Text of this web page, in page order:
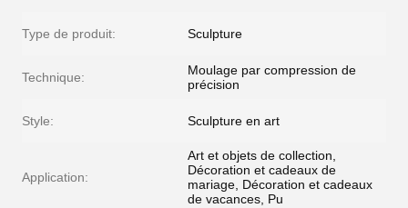
Type de produit: Sculpture
Technique:
Moulage par compression de
précision
Style: Sculpture en art
Application:
Art et objets de collection,
Décoration et cadeaux de
mariage, Décoration et cadeaux
de vacances, Pu